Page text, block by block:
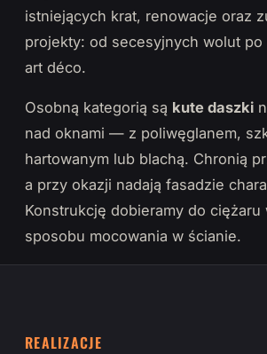
istniejących krat, renowacje oraz
projekty: od secesyjnych wolut
art déco.
Osobną kategorią są kute daszki
nad oknami — z poliwęglanem,
hartowanym lub blachą. Chronią
a przy okazji nadają fasadzie
Konstrukcję dobieramy do ciężaru
sposobu mocowania w ścianie.
REALIZACJE